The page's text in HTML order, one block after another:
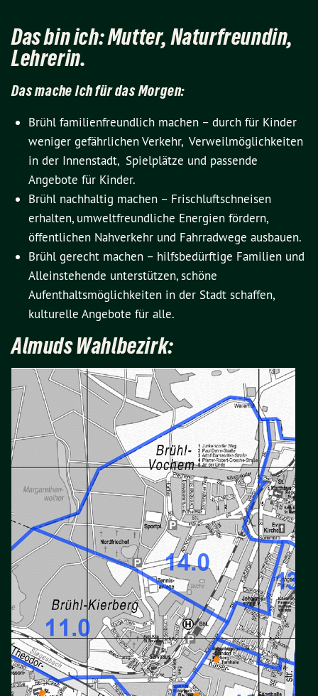
Das bin ich: Mutter, Naturfreundin,
Lehrerin.
Das mache ich für das Morgen:
Brühl familienfreundlich machen – durch für Kinder
weniger gefährlichen Verkehr, Verweilmöglichkeiten
in der Innenstadt, Spielplätze und passende
Angebote für Kinder.
Brühl nachhaltig machen – Frischluftschneisen
erhalten, umweltfreundliche Energien fördern,
öffentlichen Nahverkehr und Fahrradwege ausbauen.
Brühl gerecht machen – hilfsbedürftige Familien und
Alleinstehende unterstützen, schöne
Aufenthaltsmöglichkeiten in der Stadt schaffen,
kulturelle Angebote für alle.
Almuds Wahlbezirk: